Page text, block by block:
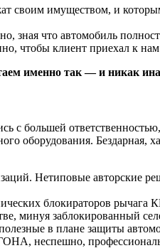
своим имуществом, и
зная что автомобиль
чтобы клиент приехал к
именно так — и никак
с большей
оборудования. Бездарная,
Нетиповые авторские
блокираторов
минуя заблокированный
в плане защиты